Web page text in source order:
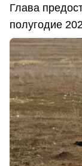
Глава
полугодие